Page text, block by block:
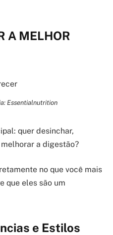
A MELHOR
Essentialnutrition
quer desinchar,
a digestão?
no que você mais
que eles são um
e Estilos